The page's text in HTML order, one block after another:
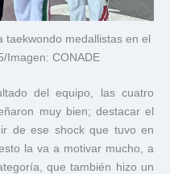
medallistas en el
Imagen: CONADE
del equipo, las cuatro
muy bien; destacar el
de ese shock que tuvo en
la va a motivar mucho, a
que también hizo un